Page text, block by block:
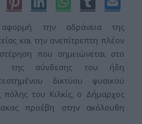
την αδράνεια της
και την ανεπίτρεπτη πλέον
που σημειώνεται στο
της σύνδεσης του ήδη
δικτύου φυσικού
πόλης του Κιλκίς, ο Δήμαρχος
προέβη στην ακόλουθη